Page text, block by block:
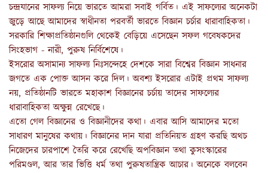
চন্দ্রযানের সাফল্য নিয়ে ভারতে আমরা সবাই গর্বিত। এই সাফল্যের অনেকটা
জুড়ে আছে আমাদের স্বাধীনতা পরবর্তী ভারতে বিজ্ঞান চর্চার ধারাবাহিকতা।
সরকারি শিক্ষাপ্রতিষ্ঠানগুলি থেকেই বেড়িয়ে এসেছেন সফল গবেষকদের
সিংহভাগ - নারী, পুরুষ নির্বিশেষে।
ইসরোর অসামান্য সাফল্য নিঃসন্দেহে দেশকে সারা বিশ্বের বিজ্ঞান সাধনার
জগতে এক পোক্ত আসন করে দিল। অবশ্য ইসরোর এটাই প্রথম সাফল্য
নয়, প্রতিষ্ঠানটি ভারতে মহাকাশ বিজ্ঞানের চর্চায় তাদের সাফল্যের
ধারাবাহিকতা অক্ষুন্ন রেখেছে।
এতো গেল বিজ্ঞানের ও বিজ্ঞানীদের কথা। এবার আসি আমাদের মতো
সাধারণ মানুষের কথায়। বিজ্ঞানের দান যারা প্রতিনিয়ত গ্রহণ করছি অথচ
নিজেদের চারপাশে তৈরি করে রেখেছি অপবিজ্ঞান তথা কুসংস্কারের
পরিমণ্ডল, আর তার ভিত্তি ধর্ম তথা পুরুষতান্ত্রিক আচার। অনেকে বলবেন